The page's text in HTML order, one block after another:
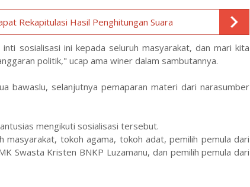
Rekapitulasi Hasil Penghitungan Suara
sosialisasi ini kepada seluruh masyarakat, dan mari kita
politik," ucap ama winer dalam sambutannya.
bawaslu, selanjutnya pemaparan materi dari narasumber
mengikuti sosialisasi tersebut.
masyarakat, tokoh agama, tokoh adat, pemilih pemula dari
Swasta Kristen BNKP Luzamanu, dan pemilih pemula dari